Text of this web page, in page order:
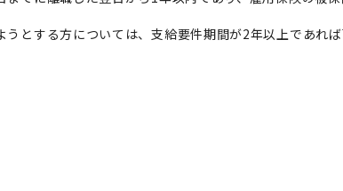
する方については、支給要件期間が2年以上であれば